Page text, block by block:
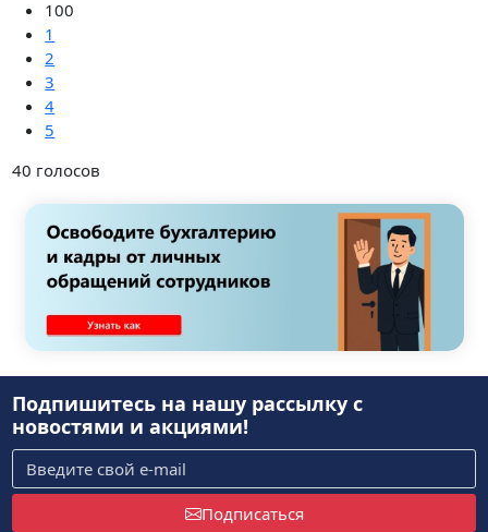
100
1
2
3
4
5
40 голосов
Подпишитесь на нашу рассылкус
новостями и акциями!
Подписаться